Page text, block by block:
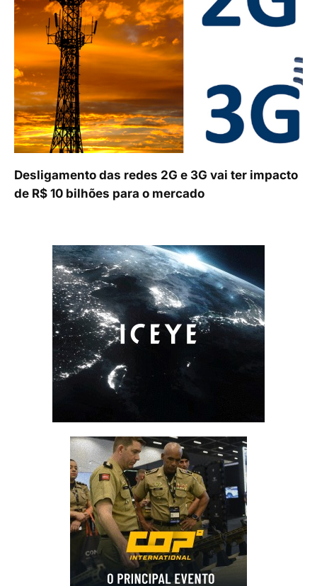
Desligamento das redes 2G e 3G vai ter impacto
de R$ 10 bilhões para o mercado